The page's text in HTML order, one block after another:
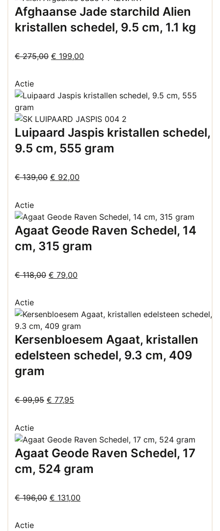
Afghaanse Jade starchild Alien
kristallen schedel, 9.5 cm, 1.1 kg
€275,00 Oorspronkelijke
€ 275,00.
€ 199,00
€ 199,00.
Actie
Luipaard Jaspis kristallen schedel,
9.5 cm, 555 gram
€139,00 Oorspronkelijke
€ 139,00.
€ 92,00
€ 92,00.
Actie
Agaat Geode Raven Schedel, 14
cm, 315 gram
€118,00 Oorspronkelijke
€ 118,00.
€ 79,00
€ 79,00.
Actie
Kersenbloesem Agaat, kristallen
edelsteen schedel, 9.3 cm, 409
gram
€99,95 Oorspronkelijke
€ 99,95.
€ 77,95
€ 77,95.
Actie
Agaat Geode Raven Schedel, 17
cm, 524 gram
€196,00 Oorspronkelijke
€ 131,00
Actie